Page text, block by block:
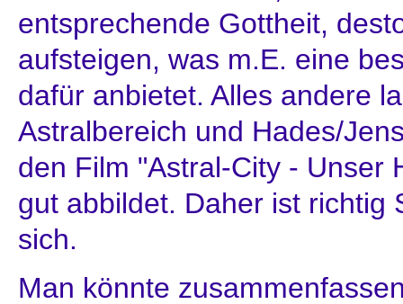
entsprechende Gottheit,
aufsteigen, was m.E. eine
dafür anbietet. Alles andere
Astralbereich und Hades/
den Film "Astral-City - Unser
gut abbildet. Daher ist richtig
sich.
Man könnte